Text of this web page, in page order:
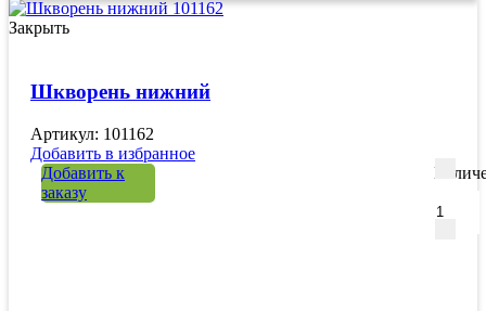
Закрыть
Шкворень нижний
Артикул: 101162
Добавить в избранное
Добавить к
заказу